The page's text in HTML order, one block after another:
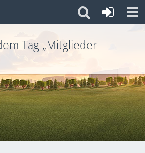
Tag „Mitglieder